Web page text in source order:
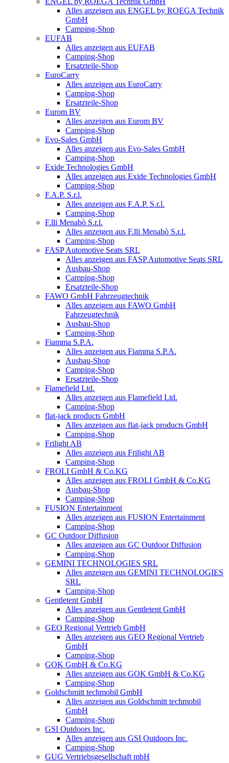
Alles anzeigen aus ENGEL by ROEGA Technik
GmbH
Camping-Shop
EUFAB
Alles anzeigen aus EUFAB
Camping-Shop
Ersatzteile-Shop
EuroCarry
Alles anzeigen aus EuroCarry
Camping-Shop
Ersatzteile-Shop
Eurom BV
Alles anzeigen aus Eurom BV
Camping-Shop
Evo-Sales GmbH
Alles anzeigen aus Evo-Sales GmbH
Camping-Shop
Exide Technologies GmbH
Alles anzeigen aus Exide Technologies GmbH
Camping-Shop
F.A.P. S.r.l.
Alles anzeigen aus F.A.P. S.r.l.
Camping-Shop
F.lli Menabò S.r.l.
Alles anzeigen aus F.lli Menabò S.r.l.
Camping-Shop
FASP Automotive Seats SRL
Alles anzeigen aus FASP Automotive Seats SRL
Ausbau-Shop
Camping-Shop
Ersatzteile-Shop
FAWO GmbH Fahrzeugtechnik
Alles anzeigen aus FAWO GmbH
Fahrzeugtechnik
Ausbau-Shop
Camping-Shop
Fiamma S.P.A.
Alles anzeigen aus Fiamma S.P.A.
Ausbau-Shop
Camping-Shop
Ersatzteile-Shop
Flamefield Ltd.
Alles anzeigen aus Flamefield Ltd.
Camping-Shop
flat-jack products GmbH
Alles anzeigen aus flat-jack products GmbH
Camping-Shop
Frilight AB
Alles anzeigen aus Frilight AB
Camping-Shop
FROLI GmbH & Co.KG
Alles anzeigen aus FROLI GmbH & Co.KG
Ausbau-Shop
Camping-Shop
FUSION Entertainment
Alles anzeigen aus FUSION Entertainment
Camping-Shop
GC Outdoor Diffusion
Alles anzeigen aus GC Outdoor Diffusion
Camping-Shop
GEMINI TECHNOLOGIES SRL
Alles anzeigen aus GEMINI TECHNOLOGIES
SRL
Camping-Shop
Gentletent GmbH
Alles anzeigen aus Gentletent GmbH
Camping-Shop
GEO Regional Vertrieb GmbH
Alles anzeigen aus GEO Regional Vertrieb
GmbH
Camping-Shop
GOK GmbH & Co.KG
Alles anzeigen aus GOK GmbH & Co.KG
Camping-Shop
Goldschmitt techmobil GmbH
Alles anzeigen aus Goldschmitt techmobil
GmbH
Camping-Shop
GSI Outdoors Inc.
Alles anzeigen aus GSI Outdoors Inc.
Camping-Shop
GUG Vertriebsgesellschaft mbH